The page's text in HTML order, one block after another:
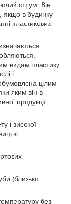
струм. Він
якщо в будинку
пластикових
видам пластику,
і
цілим
яким він в
продукції.
і високої
(близько
без